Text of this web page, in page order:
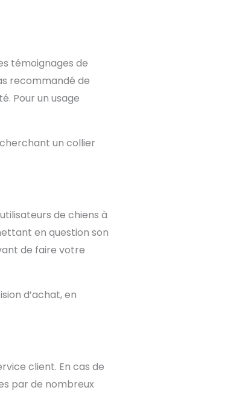
témoignages de
recommandé de
Pour un usage
un collier
de chiens à
en question son
de faire votre
d’achat, en
client. En cas de
par de nombreux